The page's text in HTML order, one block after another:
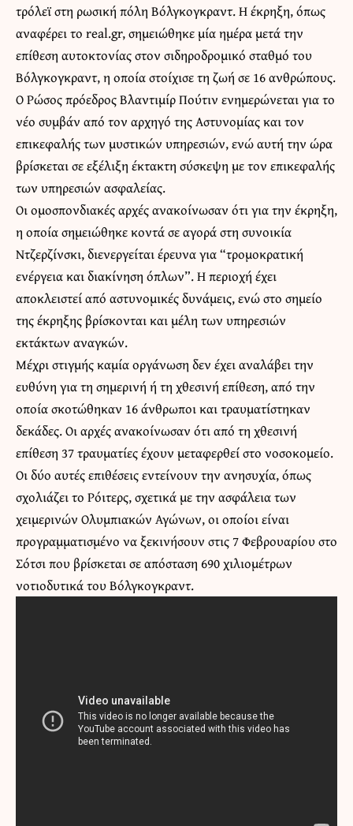
τρόλεϊ στη ρωσική πόλη Βόλγκογκραντ. Η έκρηξη, όπως
αναφέρει το real.gr, σημειώθηκε μία ημέρα μετά την
επίθεση αυτοκτονίας στον σιδηροδρομικό σταθμό του
Βόλγκογκραντ, η οποία στοίχισε τη ζωή σε 16 ανθρώπους.
Ο Ρώσος πρόεδρος Βλαντιμίρ Πούτιν ενημερώνεται για το
νέο συμβάν από τον αρχηγό της Αστυνομίας και τον
επικεφαλής των μυστικών υπηρεσιών, ενώ αυτή την ώρα
βρίσκεται σε εξέλιξη έκτακτη σύσκεψη με τον επικεφαλής
των υπηρεσιών ασφαλείας.
Οι ομοσπονδιακές αρχές ανακοίνωσαν ότι για την έκρηξη,
η οποία σημειώθηκε κοντά σε αγορά στη συνοικία
Ντζερζίνσκι, διενεργείται έρευνα για “τρομοκρατική
ενέργεια και διακίνηση όπλων”. Η περιοχή έχει
αποκλειστεί από αστυνομικές δυνάμεις, ενώ στο σημείο
της έκρηξης βρίσκονται και μέλη των υπηρεσιών
εκτάκτων αναγκών.
Μέχρι στιγμής καμία οργάνωση δεν έχει αναλάβει την
ευθύνη για τη σημερινή ή τη χθεσινή επίθεση, από την
οποία σκοτώθηκαν 16 άνθρωποι και τραυματίστηκαν
δεκάδες. Οι αρχές ανακοίνωσαν ότι από τη χθεσινή
επίθεση 37 τραυματίες έχουν μεταφερθεί στο νοσοκομείο.
Οι δύο αυτές επιθέσεις εντείνουν την ανησυχία, όπως
σχολιάζει το Ρόιτερς, σχετικά με την ασφάλεια των
χειμερινών Ολυμπιακών Αγώνων, οι οποίοι είναι
προγραμματισμένο να ξεκινήσουν στις 7 Φεβρουαρίου στο
Σότσι που βρίσκεται σε απόσταση 690 χιλιομέτρων
νοτιοδυτικά του Βόλγκογκραντ.